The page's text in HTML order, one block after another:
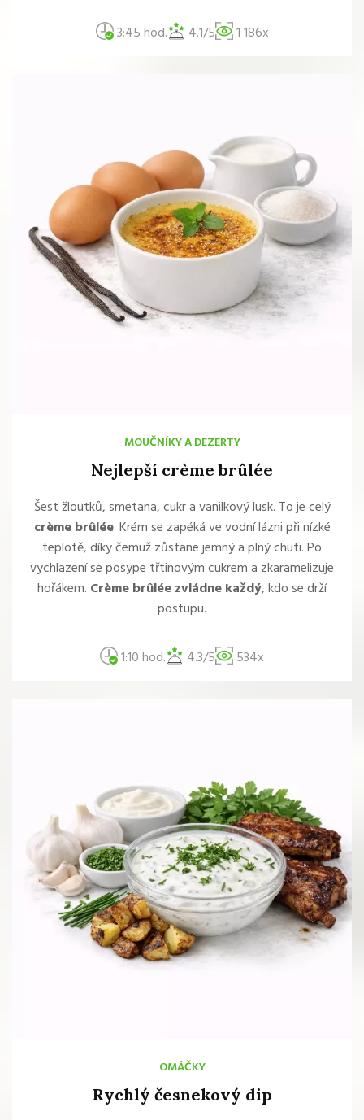
3:45 hod. 4.1/5 1 186x
MOUČNÍKY A DEZERTY
Nejlepší crème brûlée
Šest žloutků, smetana, cukr a vanilkový lusk. To je celý
crème brûlée. Krém se zapéká ve vodní lázni při nízké
teplotě, díky čemuž zůstane jemný a plný chuti. Po
vychlazení se posype třtinovým cukrem a zkaramelizuje
hořákem. Crème brûlée zvládne každý, kdo se drží
postupu.
1:10 hod. 4.3/5 534x
OMÁČKY
Rychlý česnekový dip